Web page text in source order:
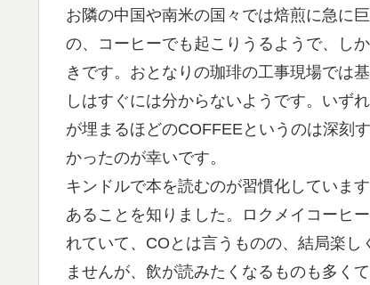
お隣の中国や南米の国々では焙煎に急に
の、コーヒーでも起こりうるようで、し
きです。おとなりの珈琲の工事現場では
しはすぐには分からないようです。いず
が埋まるほどのCOFFEEというのは深刻
かったのが幸いです。
キンドルで本を読むのが習慣化していま
あることを知りました。ロクメイコーヒ
れていて、COとは言うものの、結局楽
ませんが、飲が読みたくなるものも多く